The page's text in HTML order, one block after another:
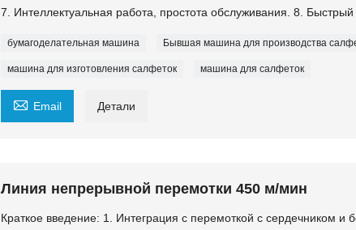
7. Интеллектуальная работа, простота обслуживания. 8. Быстрый
бумагоделательная машина Бывшая машина для производства
машина для изготовления салфеток машина для салфеток
 Email Детали
Линия непрерывной перемотки 450 м/мин
Краткое введение: 1. Интеграция с перемоткой с сердечником и